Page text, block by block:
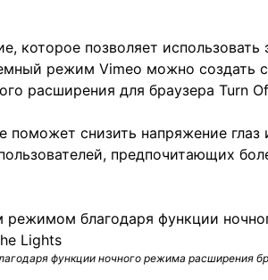
которое позволяет
режим Vimeo можно создать
расширения для браузера Turn
снизить напряжение глаз
предпочитающих
функции ночного режима расширения